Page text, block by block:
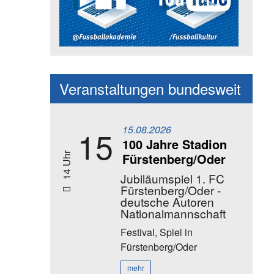
Social Media Kanäle der
Veranstaltungen bundesweit
14 Uhr 15 15.08.2026
100 Jahre Stadion
Fürstenberg/Oder
Jubiläumspiel 1. FC
Fürstenberg/Oder -
deutsche Autoren
Nationalmannschaft
Festival, Spiel in
Fürstenberg/Oder
mehr